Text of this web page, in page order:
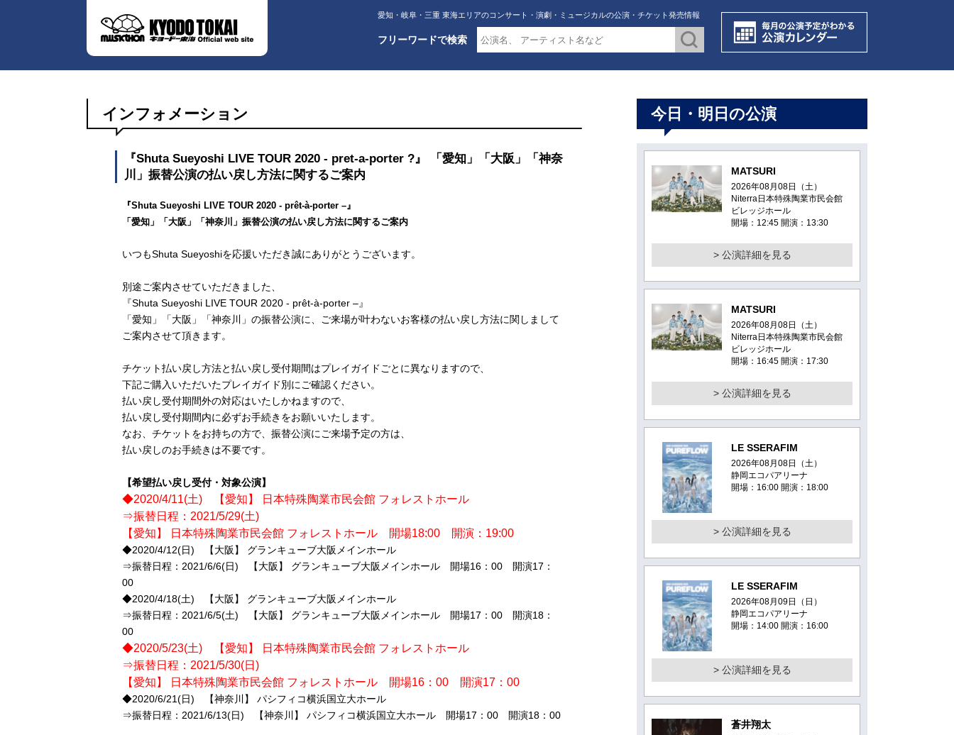
愛知・岐阜・三重 東海エリアのコンサート・演劇・ミュージカルの公演・チケット発売情報
フリーワードで検索
インフォメーション
『Shuta Sueyoshi LIVE TOUR 2020 - pret-a-porter ?』 「愛知」「大阪」「神奈
川」振替公演の払い戻し方法に関するご案内
『Shuta Sueyoshi LIVE TOUR 2020 - prêt-à-porter –』
「愛知」「大阪」「神奈川」振替公演の払い戻し方法に関するご案内
いつもShuta Sueyoshiを応援いただき誠にありがとうございます。
別途ご案内させていただきました、
『Shuta Sueyoshi LIVE TOUR 2020 - prêt-à-porter –』
「愛知」「大阪」「神奈川」の振替公演に、ご来場が叶わないお客様の払い戻し方法に関しまして
ご案内させて頂きます。
チケット払い戻し方法と払い戻し受付期間はプレイガイドごとに異なりますので、
下記ご購入いただいたプレイガイド別にご確認ください。
払い戻し受付期間外の対応はいたしかねますので、
払い戻し受付期間内に必ずお手続きをお願いいたします。
なお、チケットをお持ちの方で、振替公演にご来場予定の方は、
払い戻しのお手続きは不要です。
【希望払い戻し受付・対象公演】
◆2020/4/11(土) 【愛知】 日本特殊陶業市民会館 フォレストホール
⇒振替日程：2021/5/29(土)
【愛知】 日本特殊陶業市民会館 フォレストホール 開場18:00 開演：19:00
◆2020/4/12(日) 【大阪】 グランキューブ大阪メインホール
⇒振替日程：2021/6/6(日) 【大阪】 グランキューブ大阪メインホール 開場16：00 開演17：
00
◆2020/4/18(土) 【大阪】 グランキューブ大阪メインホール
⇒振替日程：2021/6/5(土) 【大阪】 グランキューブ大阪メインホール 開場17：00 開演18：
00
◆2020/5/23(土) 【愛知】 日本特殊陶業市民会館 フォレストホール
⇒振替日程：2021/5/30(日)
【愛知】 日本特殊陶業市民会館 フォレストホール 開場16：00 開演17：00
◆2020/6/21(日) 【神奈川】 パシフィコ横浜国立大ホール
⇒振替日程：2021/6/13(日) 【神奈川】 パシフィコ横浜国立大ホール 開場17：00 開演18：00
今日・明日の公演
MATSURI
2026年08月08日（土）
Niterra日本特殊陶業市民会館
ビレッジホール
開場：12:45 開演：13:30
> 公演詳細を見る
MATSURI
2026年08月08日（土）
Niterra日本特殊陶業市民会館
ビレッジホール
開場：16:45 開演：17:30
> 公演詳細を見る
LE SSERAFIM
2026年08月08日（土）
静岡エコパアリーナ
開場：16:00 開演：18:00
> 公演詳細を見る
LE SSERAFIM
2026年08月09日（日）
静岡エコパアリーナ
開場：14:00 開演：16:00
> 公演詳細を見る
蒼井翔太